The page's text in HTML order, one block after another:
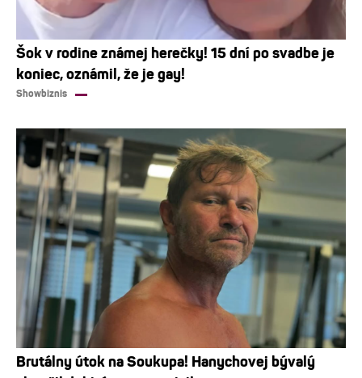
Šok v rodine známej herečky! 15 dní po svadbe je
koniec, oznámil, že je gay!
Showbiznis
Brutálny útok na Soukupa! Hanychovej bývalý